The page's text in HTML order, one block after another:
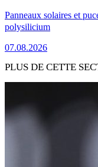
Panneaux solaires et
polysilicium
07.08.2026
PLUS DE CETTE